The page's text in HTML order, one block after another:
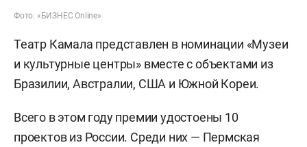
Фото: «БИЗНЕС Online»
Театр Камала представлен в номинации «Музеи
и культурные центры» вместе с объектами из
Бразилии, Австралии, США и Южной Кореи.
Всего в этом году премии удостоены 10
проектов из России. Среди них — Пермская